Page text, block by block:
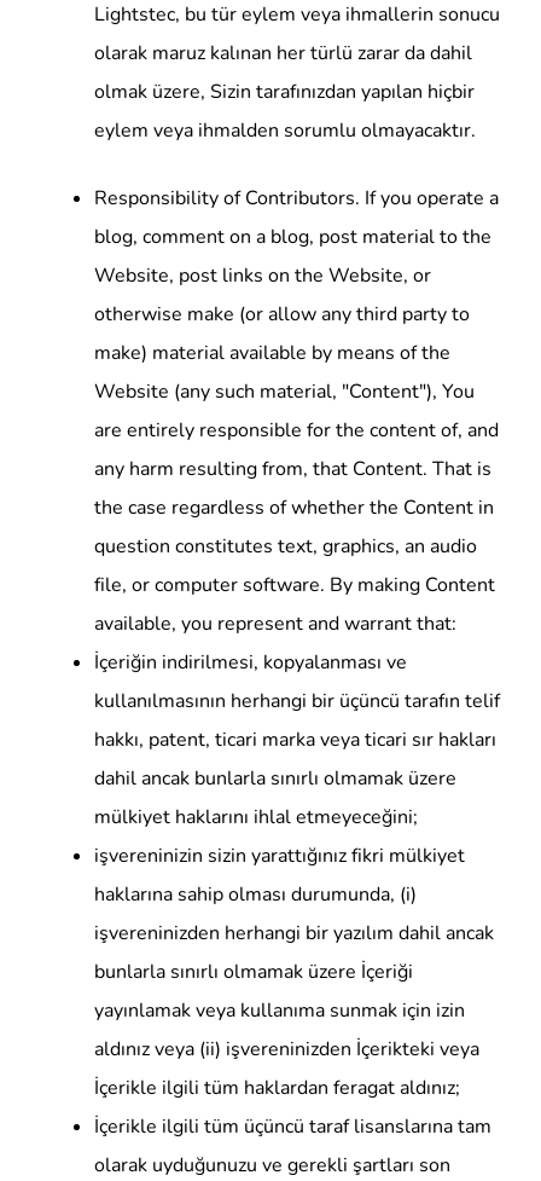
Lightstec, bu tür eylem veya ihmallerin sonucu
olarak maruz kalınan her türlü zarar da dahil
olmak üzere, Sizin tarafınızdan yapılan hiçbir
eylem veya ihmalden sorumlu olmayacaktır.
Responsibility of Contributors. If you operate a
blog, comment on a blog, post material to the
Website, post links on the Website, or
otherwise make (or allow any third party to
make) material available by means of the
Website (any such material, "Content"), You
are entirely responsible for the content of, and
any harm resulting from, that Content. That is
the case regardless of whether the Content in
question constitutes text, graphics, an audio
file, or computer software. By making Content
available, you represent and warrant that:
İçeriğin indirilmesi, kopyalanması ve
kullanılmasının herhangi bir üçüncü tarafın telif
hakkı, patent, ticari marka veya ticari sır hakları
dahil ancak bunlarla sınırlı olmamak üzere
mülkiyet haklarını ihlal etmeyeceğini;
işvereninizin sizin yarattığınız fikri mülkiyet
haklarına sahip olması durumunda, (i)
işvereninizden herhangi bir yazılım dahil ancak
bunlarla sınırlı olmamak üzere İçeriği
yayınlamak veya kullanıma sunmak için izin
aldınız veya (ii) işvereninizden İçerikteki veya
İçerikle ilgili tüm haklardan feragat aldınız;
İçerikle ilgili tüm üçüncü taraf lisanslarına tam
olarak uyduğunuzu ve gerekli şartları son